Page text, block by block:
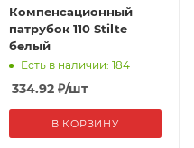
Компенсационный
патрубок 110 Stilte
белый
Есть в наличии: 184
334.92₽/шт
В КОРЗИНУ